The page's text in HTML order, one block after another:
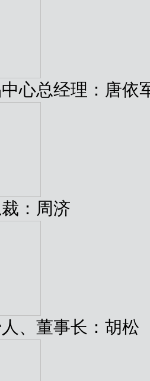
心总经理：唐依
：周济
、董事长：胡松